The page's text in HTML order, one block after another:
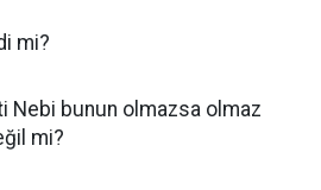
mi?
Nebi bunun olmazsa olmaz
mi?